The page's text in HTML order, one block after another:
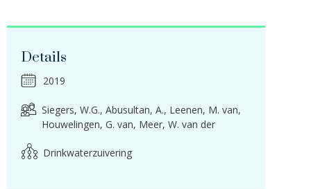
Details
2019
Siegers, W.G. Abusultan, A. Leenen, M. van
Houwelingen, G. van Meer, W. van der
Drinkwaterzuivering